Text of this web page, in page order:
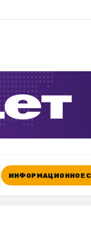
ИНФОРМАЦИОННОЕ